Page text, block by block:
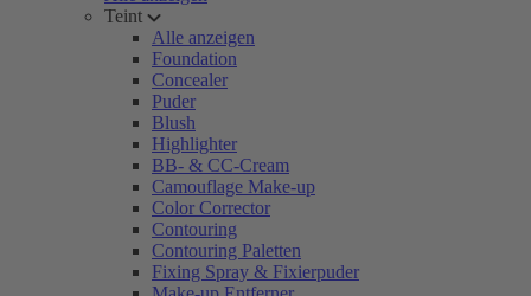
Teint
Alle anzeigen
Foundation
Concealer
Puder
Blush
Highlighter
BB- & CC-Cream
Camouflage Make-up
Color Corrector
Contouring
Contouring Paletten
Fixing Spray & Fixierpuder